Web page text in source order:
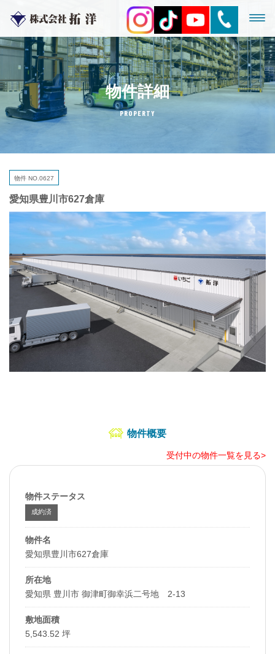
物件詳細
PROPERTY
物件 NO.0627
愛知県豊川市627倉庫
物件概要
受付中の物件一覧を見る>
物件ステータス
成約済
物件名
愛知県豊川市627倉庫
所在地
愛知県 豊川市 御津町御幸浜二号地 2-13
敷地面積
5,543.52 坪